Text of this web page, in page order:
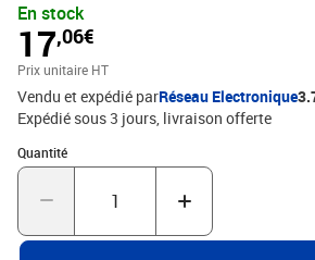
en main pour les petites mains. Grâce à la
devient plus facile et les éclaboussures sont
gobelet dispose également d'un couvercle
paille astucieuse qui empêche les insectes
l'extérieur. De plus, il est fabriqué dans un
BPA, facile à nettoyer et passe au lave-
motif Little Farm de Little Dutch, avec ses
transforme chaque moment de boisson en
souple avec une paille astucieuse qui
aux chocsSans BPAConvient au lave-
En stock
17,06€
Prix unitaire HT
Vendu et expédié parRéseau Electronique
Expédié sous 3 jours livraison offerte
Quantité
Quantité : 1